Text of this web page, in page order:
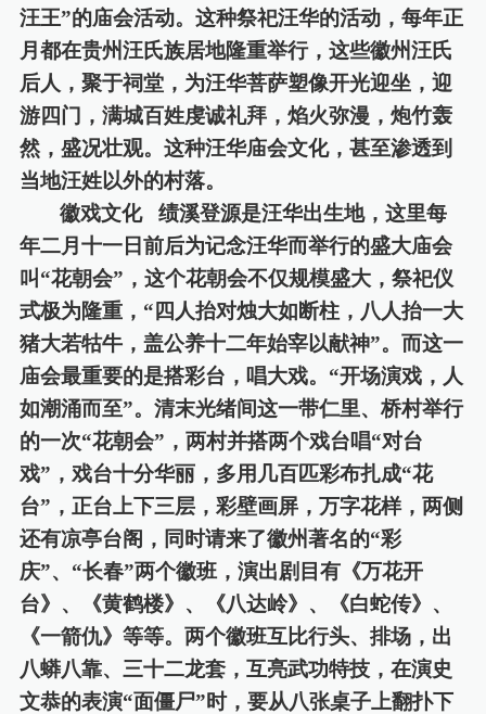
汪王”的庙会活动。这种祭祀汪华的活动，每年正
月都在贵州汪氏族居地隆重举行，这些徽州汪氏
后人，聚于祠堂，为汪华菩萨塑像开光迎坐，迎
游四门，满城百姓虔诚礼拜，焰火弥漫，炮竹轰
然，盛况壮观。这种汪华庙会文化，甚至渗透到
当地汪姓以外的村落。
徽戏文化
绩溪登源是汪华出生地，这里每
年二月十一日前后为记念汪华而举行的盛大庙会
叫 “花朝会”，这个花朝会不仅规模盛大，祭祀仪
式极为隆重，“四人抬对烛大如断柱，八人抬一大
猪大若牯牛，盖公养十二年始宰以献神”。而这一
庙会最重要的是搭彩台，唱大戏。“开场演戏，人
如潮涌而至”。清末光绪间这一带仁里、桥村举行
的一次“花朝会”，两村并搭两个戏台唱“对台
戏”，戏台十分华丽，多用几百匹彩布扎成“花
台”，正台上下三层，彩壁画屏，万字花样，两侧
还有凉亭台阁，同时请来了徽州著名的“彩
庆”、“长春”两个徽班，演出剧目有《万花开
台》、《黄鹤楼》、《八达岭》、《白蛇传》、
《一箭仇》等等。两个徽班互比行头、排场，出
八蟒八靠、三十二龙套，互亮武功特技，在演史
文恭的表演“面僵尸”时，要从八张桌子上翻扑下